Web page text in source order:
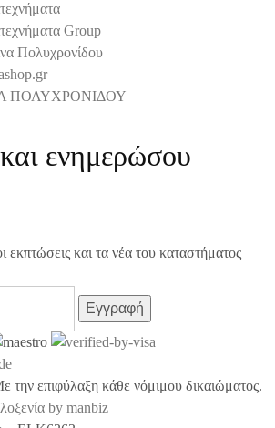
Group
Πολυχρονίδου
ΠΟΛΥΧΡΟΝΙΔΟΥ
ενημερώσου
εκπτώσεις και τα νέα του καταστήματος
επιφύλαξη κάθε νόμιμου δικαιώματος.
by manbiz